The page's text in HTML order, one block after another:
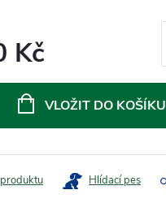
Kč
VLOŽIT DO KOŠÍKU
Hlídací pes